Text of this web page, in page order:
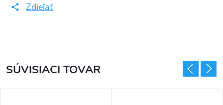
Zdieľať
SÚVISIACI TOVAR